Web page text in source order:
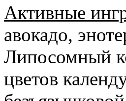
Активные
авокадо,
Липосомный
цветов